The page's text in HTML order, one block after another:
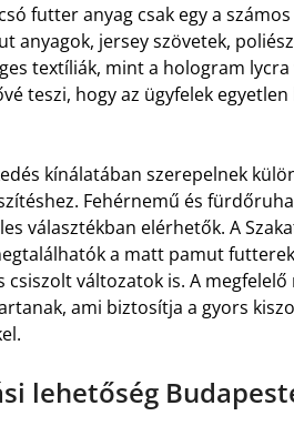
futter anyag csak egy a
anyagok, jersey szövetek,
textíliák, mint a hologram lycra
teszi, hogy az ügyfelek
kínálatában szerepelnek
Fehérnemű és
választékban elérhetők. A
a matt pamut
változatok is. A
ami biztosítja a gyors
lehetőség